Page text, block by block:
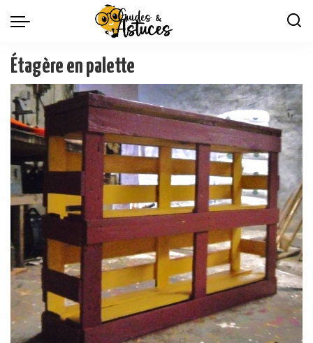
Étagère en palette